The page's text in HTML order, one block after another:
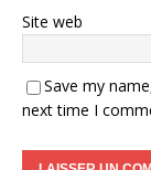
Site web
Save my
next time I